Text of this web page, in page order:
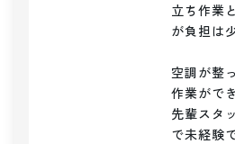
立ち作業
が負担は
空調が整
作業がで
先輩スタ
で未経験